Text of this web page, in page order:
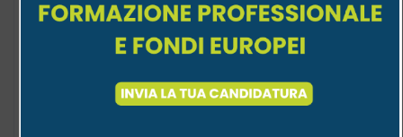
reazioni chimiche e degli abbinamenti;
manualità per creare prodotti non solo buoni
pizzico di follia per sperimentare e ricercare